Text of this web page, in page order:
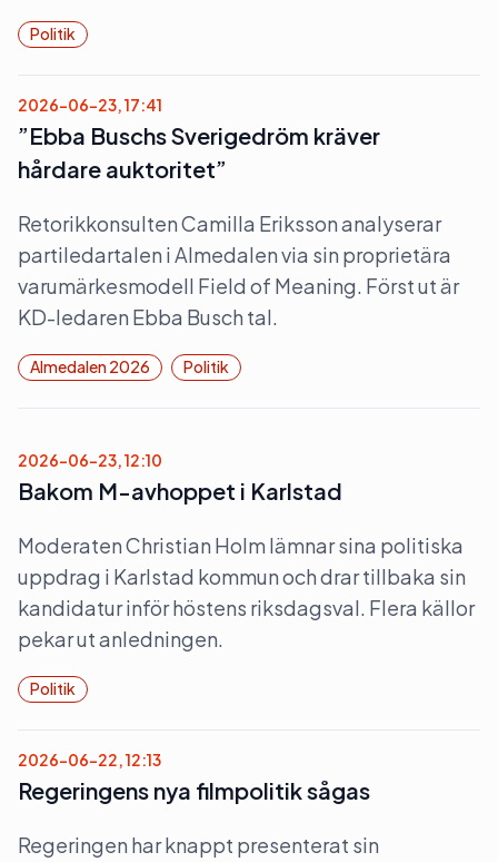
Politik
2026-06-23, 17:41
”Ebba Buschs Sverigedröm kräver
hårdare auktoritet”
Retorikkonsulten Camilla Eriksson analyserar
partiledartalen i Almedalen via sin proprietära
varumärkesmodell Field of Meaning. Först ut är
KD-ledaren Ebba Busch tal.
Almedalen 2026 Politik
2026-06-23, 12:10
Bakom M-avhoppet i Karlstad
Moderaten Christian Holm lämnar sina politiska
uppdrag i Karlstad kommun och drar tillbaka sin
kandidatur inför höstens riksdagsval. Flera källor
pekar ut anledningen.
Politik
2026-06-22, 12:13
Regeringens nya filmpolitik sågas
Regeringen har knappt presenterat sin